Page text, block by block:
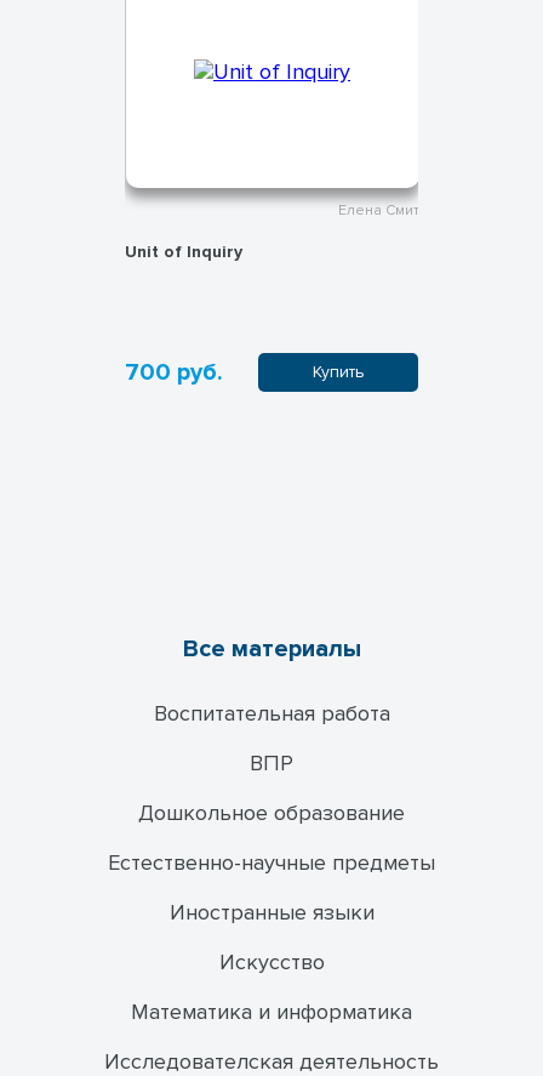
Елена Смит
Unit of Inquiry
700 руб. Купить
Все материалы
Воспитательная работа
ВПР
Дошкольное образование
Естественно-научные предметы
Иностранные языки
Искусство
Математика и информатика
Исследователская деятельность